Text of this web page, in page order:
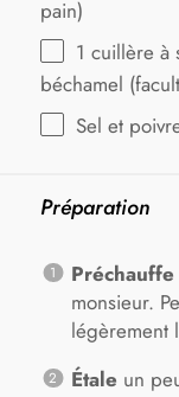
pain)
1 cuillère à
béchamel
Sel et
Préparation
Préchauffe
monsieur.
légèrement
Étale un